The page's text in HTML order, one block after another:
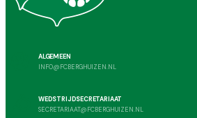
ALGEMEEN
INFO@FCBERGHUIZEN.NL
WEDSTRIJDSECRETARIAAT
SECRETARIAAT@FCBERGHUIZEN.NL